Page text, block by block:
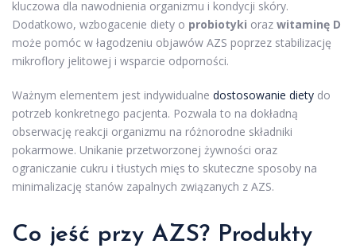
kluczowa dla nawodnienia organizmu i kondycji skóry.
Dodatkowo, wzbogacenie diety o probiotyki oraz witaminę D
może pomóc w łagodzeniu objawów AZS poprzez stabilizację
mikroflory jelitowej i wsparcie odporności.
Ważnym elementem jest indywidualne dostosowanie diety do
potrzeb konkretnego pacjenta. Pozwala to na dokładną
obserwację reakcji organizmu na różnorodne składniki
pokarmowe. Unikanie przetworzonej żywności oraz
ograniczanie cukru i tłustych mięs to skuteczne sposoby na
minimalizację stanów zapalnych związanych z AZS.
Co jeść przy AZS? Produkty